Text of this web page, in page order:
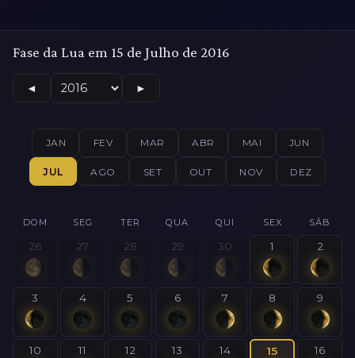
Fase da Lua em 15 de Julho de 2016
◄ ►
JAN FEV MAR ABR MAI JUN
JUL AGO SET OUT NOV DEZ
DOM SEG TER QUA QUI SEX SÁB
26 27 28 29 30 1 2
3 4 5 6 7 8 9
10 11 12 13 14 15 16